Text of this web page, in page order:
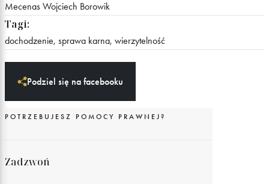
Mecenas Wojciech Borowik
Tagi:
dochodzenie, sprawa karna, wierzytelność
Podziel się na facebooku
POTRZEBUJESZ POMOCY PRAWNEJ?
Zadzwoń